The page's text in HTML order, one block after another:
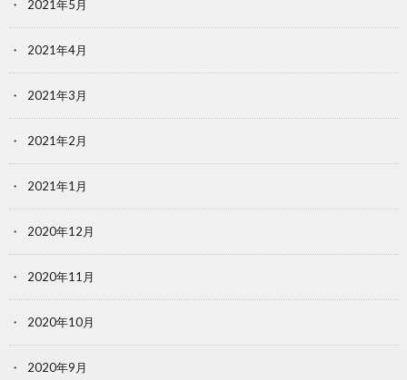
2021年5月
2021年4月
2021年3月
2021年2月
2021年1月
2020年12月
2020年11月
2020年10月
2020年9月